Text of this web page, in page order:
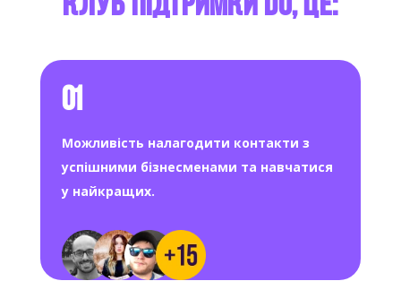
01
Можливість налагодити контакти з
успішними бізнесменами та навчатися
у найкращих.